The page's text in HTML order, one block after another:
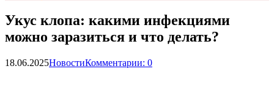
Укус клопа: какими инфекциями
можно заразиться и что делать?
18.06.2025НовостиКомментарии: 0